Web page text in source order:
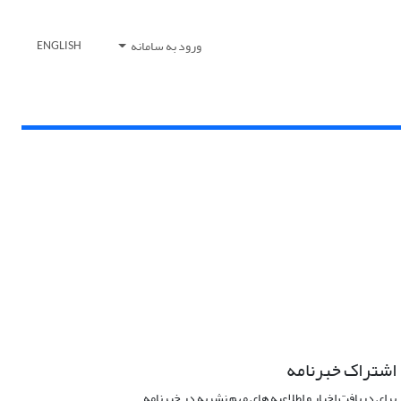
ورود به سامانه ENGLISH
اشتراک خبرنامه